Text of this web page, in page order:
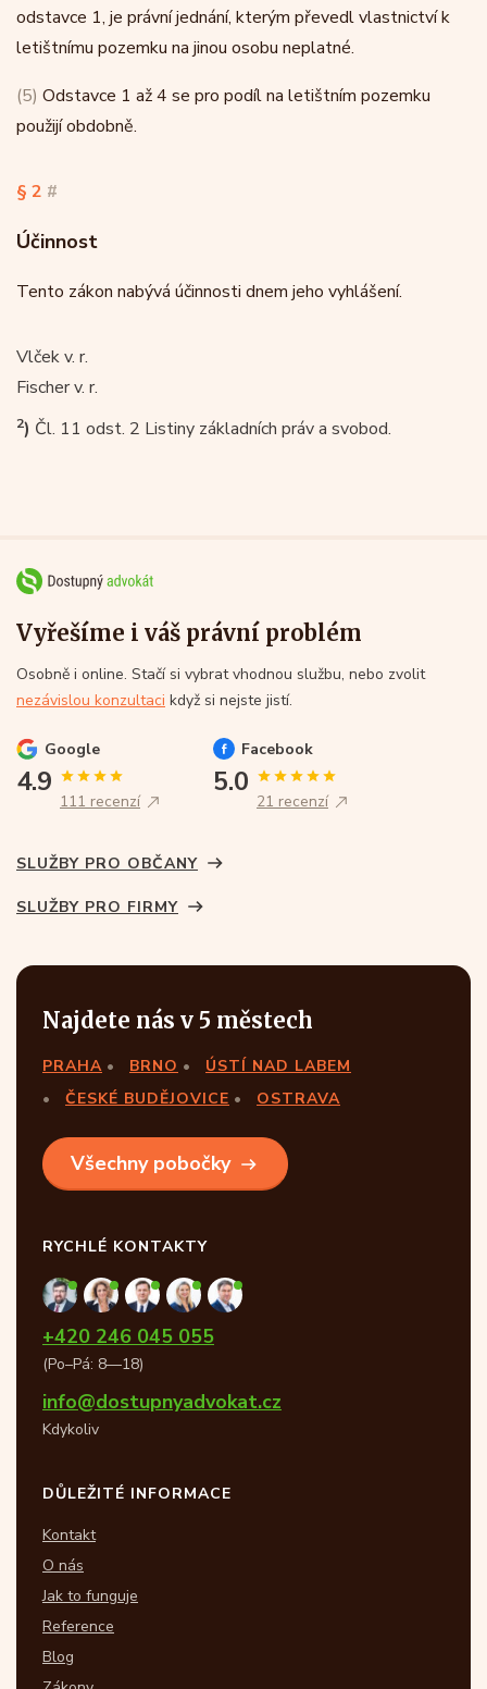
odstavce 1, je právní jednání, kterým převedl vlastnictví k
letištnímu pozemku na jinou osobu neplatné.
(5) Odstavce 1 až 4 se pro podíl na letištním pozemku
použijí obdobně.
§ 2 #
Účinnost
Tento zákon nabývá účinnosti dnem jeho vyhlášení.
Vlček v. r.
Fischer v. r.
2) Čl. 11 odst. 2 Listiny základních práv a svobod.
Vyřešíme i váš právní problém
Osobně i online. Stačí si vybrat vhodnou službu, nebo zvolit
nezávislou konzultaci když si nejste jistí.
Google
4.9
111 recenzí
Facebook
5.0
21 recenzí
SLUŽBY PRO OBČANY
SLUŽBY PRO FIRMY
Najdete nás v 5 městech
PRAHA BRNO
ÚSTÍ NAD LABEM
ČESKÉ BUDĚJOVICE
OSTRAVA
Všechny pobočky
RYCHLÉ KONTAKTY
+420 246 045 055
(Po–Pá: 8—18)
info@dostupnyadvokat.cz
Kdykoliv
DŮLEŽITÉ INFORMACE
Kontakt
O nás
Jak to funguje
Reference
Blog